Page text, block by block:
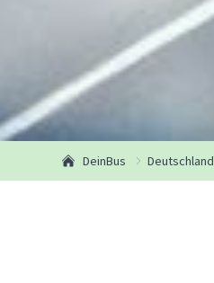
DeinBus Deutschland